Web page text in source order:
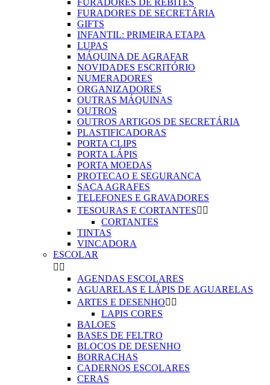
FURADORES DE SECRETÁRIA
GIFTS
INFANTIL: PRIMEIRA ETAPA
LUPAS
MÁQUINA DE AGRAFAR
NOVIDADES ESCRITÓRIO
NUMERADORES
ORGANIZADORES
OUTRAS MÁQUINAS
OUTROS
OUTROS ARTIGOS DE SECRETÁRIA
PLASTIFICADORAS
PORTA CLIPS
PORTA LÁPIS
PORTA MOEDAS
PROTECAO E SEGURANCA
SACA AGRAFES
TELEFONES E GRAVADORES
TESOURAS E CORTANTES 
CORTANTES
TINTAS
VINCADORA
ESCOLAR
 
AGENDAS ESCOLARES
AGUARELAS E LÁPIS DE AGUARELAS
ARTES E DESENHO 
LAPIS CORES
BALOES
BASES DE FELTRO
BLOCOS DE DESENHO
BORRACHAS
CADERNOS ESCOLARES
CERAS